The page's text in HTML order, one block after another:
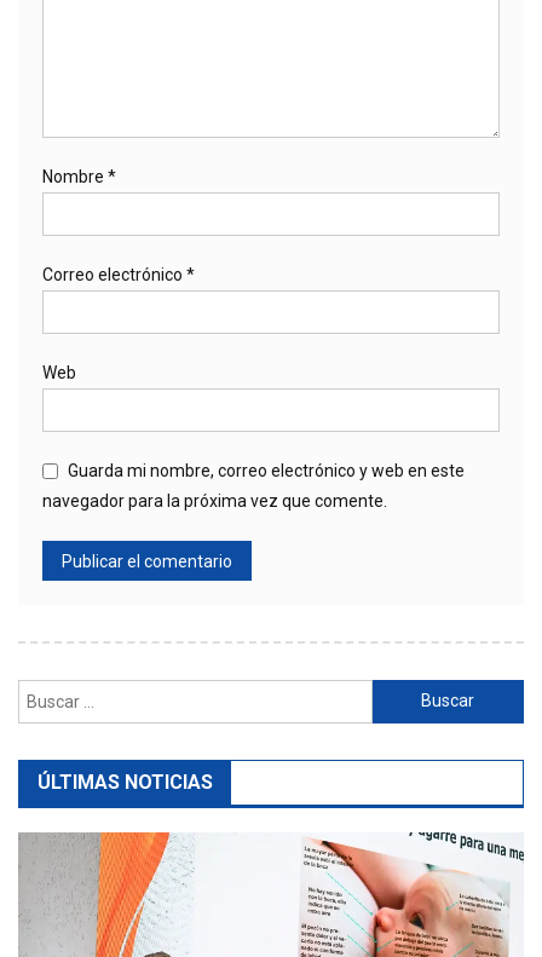
Nombre *
Correo electrónico *
Web
Guarda mi nombre, correo electrónico y web en este
navegador para la próxima vez que comente.
Buscar:
ÚLTIMAS NOTICIAS